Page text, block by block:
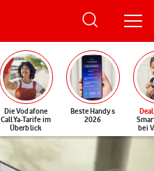
Die Vodafone
CallYa-Tarife im
Überblick
Beste Handys
2026
Deal
bei